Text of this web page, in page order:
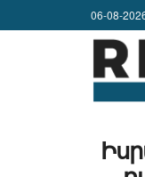
06-08-